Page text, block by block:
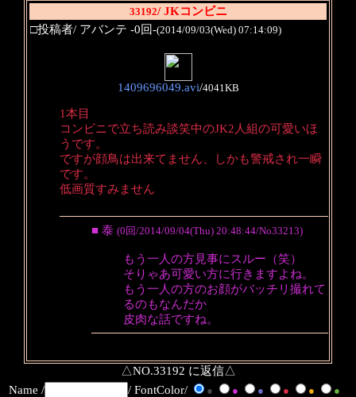
33192/ JKコンビニ
□投稿者/ アバンテ -0回-(2014/09/03(Wed) 07:14:09)
1409696049.avi/4041KB
1本目
コンビニで立ち読み談笑中のJK2人組の可愛いほ
うです。
ですが顔鳥は出来てません、しかも警戒され一瞬
です。
低画質すみません
■ 泰 (0回/2014/09/04(Thu) 20:48:44/No33213)
もう一人の方見事にスルー（笑）
そりゃあ可愛い方に行きますよね。
もう一人の方のお顔がバッチリ撮れて
るのもなんだか
皮肉な話ですね。
△NO.33192 に返信△
Name /
/ FontColor/ ● ● ● ● ●
●